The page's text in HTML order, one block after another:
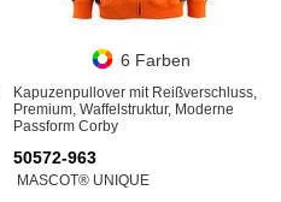
6 Farben
Kapuzenpullover mit Reißverschluss,
Premium, Waffelstruktur, Moderne
Passform Corby
50572-963
MASCOT® UNIQUE